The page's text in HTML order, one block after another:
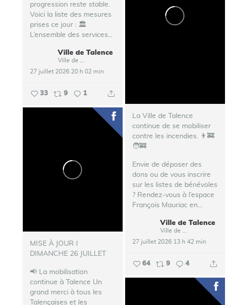
progression reste stable.
Voici la liste des mesures
prises ce jour : 🏛️
L’ensemble des services...
Ville de Talence
27 juillet 2026 20 h 02 min
33 9 1
La Ville de Talence
continue de se mobiliser
contre les incendies. 👨‍🚒
🧑‍🚒
Envie de déposer des
dons ou de vous inscrire
sur les listes de bénévoles
? Rendez-vous à l’espace
François Mauriac en...
Ville de Talence
27 juillet 2026 13 h 42 min
64 9 4
MISE À JOUR I
DIMANCHE 26 JUILLET
📢 La mobilisation
continue à Talence Un
grand merci à tous les
Talençaises et les